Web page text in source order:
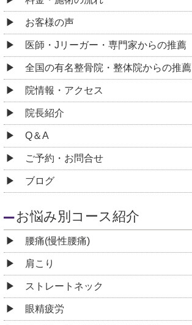
お客様の声
医師・Jリーガー・専門家からの推薦
全国の有名整骨院・整体院からの推薦
院情報・アクセス
院長紹介
Q＆A
ご予約・お問合せ
ブログ
お悩み別コース紹介
腰痛(慢性腰痛)
肩こり
ストレートネック
眼精疲労